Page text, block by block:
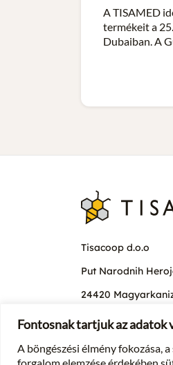
Fontosnak tartjuk az adatok
A böngészési élmény fokozása,
forgalom elemzése érdekében
A TISAMED
termékeit a
Dubaiban. A
Tisacoop d.o.o
Put Narodnih
24420
Tisamed @2026